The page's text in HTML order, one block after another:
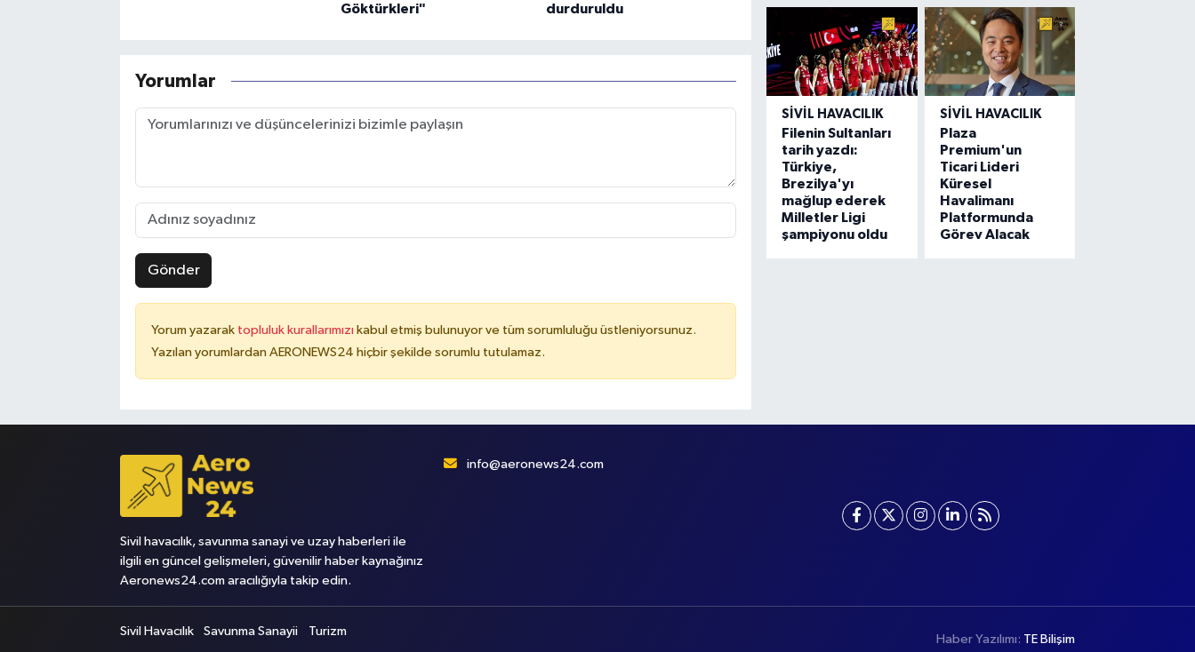
Göktürkleri"
durduruldu
Yorumlar
Gönder
Yorum yazarak topluluk kurallarımızı kabul etmiş bulunuyor ve tüm sorumluluğu üstleniyorsunuz.
Yazılan yorumlardan AERONEWS24 hiçbir şekilde sorumlu tutulamaz.
SIVIL HAVACILIK
Filenin Sultanları
tarih yazdı:
Türkiye,
Brezilya'yı
mağlup ederek
Milletler Ligi
şampiyonu oldu
SIVIL HAVACILIK
Plaza
Premium'un
Ticari Lideri
Küresel
Havalimanı
Platformunda
Görev Alacak
Sivil havacılık, savunma sanayi ve uzay haberleri ile
ilgili en güncel gelişmeleri, güvenilir haber kaynağınız
Aeronews24.com aracılığıyla takip edin.
info@aeronews24.com
Sivil Havacılık Savunma Sanayii Turizm
Haber Yazılımı: TE Bilişim